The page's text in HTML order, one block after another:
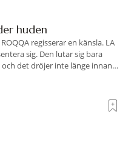
huden
regisserar en känsla. LA
sig. Den lutar sig bara
det dröjer inte länge innan